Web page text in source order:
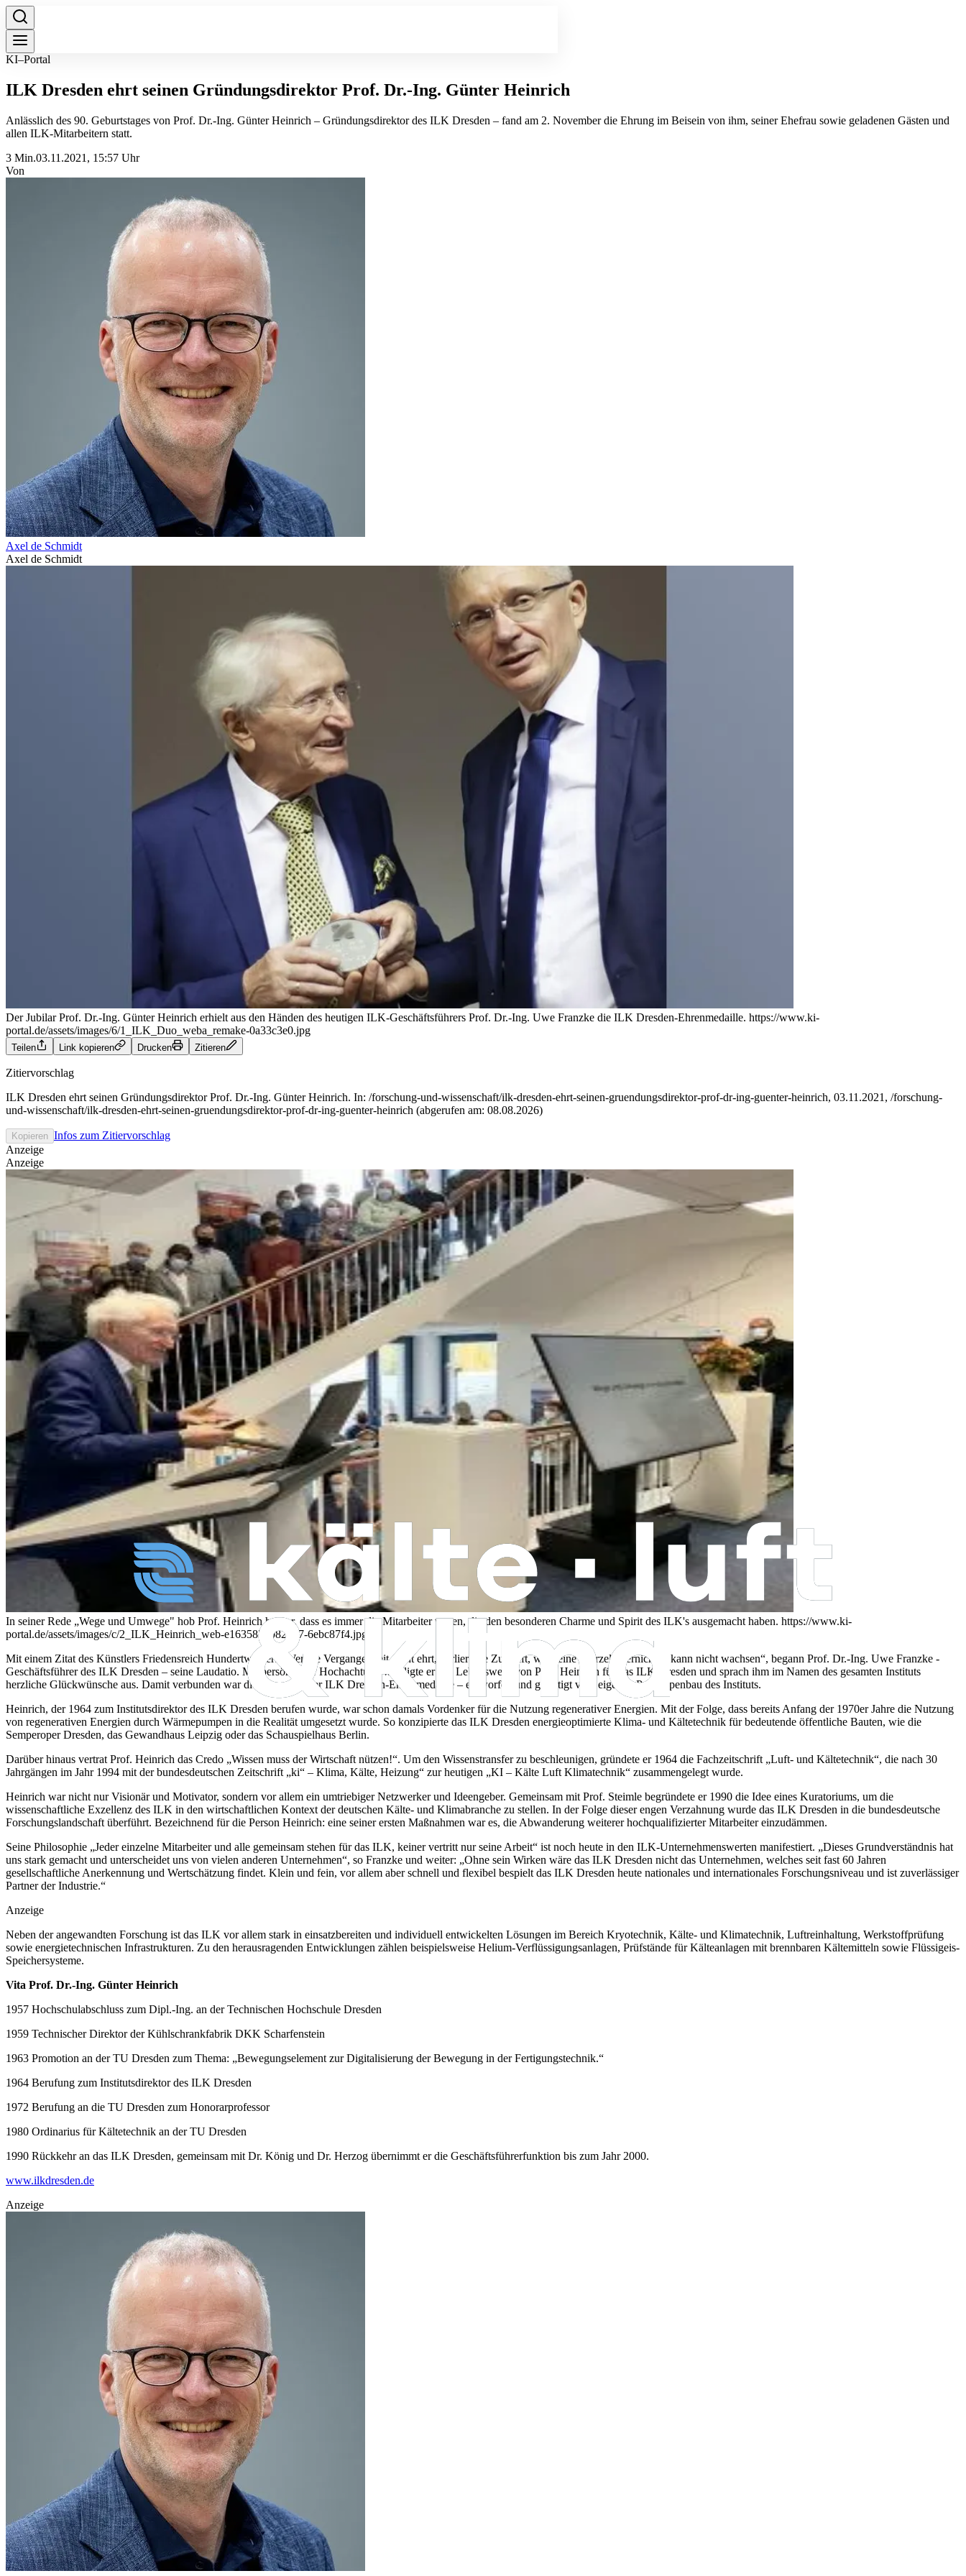
KI–Portal
ILK Dresden ehrt seinen Gründungsdirektor Prof. Dr.-Ing. Günter Heinrich
Anlässlich des 90. Geburtstages von Prof. Dr.-Ing. Günter Heinrich – Gründungsdirektor des ILK Dresden – fand am 2. November die Ehrung im Beisein von ihm, seiner Ehefrau sowie geladenen Gästen und
allen ILK-Mitarbeitern statt.
3 Min.03.11.2021, 15:57 Uhr
Von
Axel de Schmidt
Axel de Schmidt
Der Jubilar Prof. Dr.-Ing. Günter Heinrich erhielt aus den Händen des heutigen ILK-Geschäftsführers Prof. Dr.-Ing. Uwe Franzke die ILK Dresden-Ehrenmedaille. https://www.ki-
portal.de/assets/images/6/1_ILK_Duo_weba_remake-0a33c3e0.jpg
Teilen Link kopieren Drucken Zitieren
Zitiervorschlag
ILK Dresden ehrt seinen Gründungsdirektor Prof. Dr.-Ing. Günter Heinrich. In: /forschung-und-wissenschaft/ilk-dresden-ehrt-seinen-gruendungsdirektor-prof-dr-ing-guenter-heinrich, 03.11.2021, /forschung-
und-wissenschaft/ilk-dresden-ehrt-seinen-gruendungsdirektor-prof-dr-ing-guenter-heinrich (abgerufen am: 08.08.2026)
Kopieren Infos zum Zitiervorschlag
Anzeige
Anzeige
In seiner Rede „Wege und Umwege" hob Prof. Heinrich hervor, dass es immer die Mitarbeiter waren, die den besonderen Charme und Spirit des ILK's ausgemacht haben. https://www.ki-
portal.de/assets/images/c/2_ILK_Heinrich_web-e1635878082617-6ebc87f4.jpg
Mit einem Zitat des Künstlers Friedensreich Hundertwasser: „Wer die Vergangenheit nicht ehrt, verliert die Zukunft, wer seine Wurzeln vernichtet, kann nicht wachsen“, begann Prof. Dr.-Ing. Uwe Franzke -
Geschäftsführer des ILK Dresden – seine Laudatio. Mit persönlicher Hochachtung
würdigte er das Lebenswerk von Prof. Heinrich für das ILK Dresden und sprach ihm im Namen des gesamten Instituts
herzliche Glückwünsche aus. Damit verbunden war die Übergabe der ILK Dresden-Ehrenmedaille – entworfen und gefertigt vom eigenen Prototypenbau des Instituts.
Heinrich, der 1964 zum Institutsdirektor des ILK Dresden berufen wurde, war schon damals Vordenker für die Nutzung regenerativer Energien. Mit der Folge, dass bereits Anfang der 1970er Jahre die Nutzung
von regenerativen Energien durch Wärmepumpen in die Realität umgesetzt wurde. So konzipierte das ILK Dresden energieoptimierte Klima- und Kältetechnik für bedeutende öffentliche Bauten, wie die
Semperoper Dresden, das Gewandhaus Leipzig oder das Schauspielhaus Berlin.
Darüber hinaus vertrat Prof. Heinrich das Credo „Wissen muss der Wirtschaft nützen!“. Um den Wissenstransfer zu beschleunigen, gründete er 1964 die Fachzeitschrift „Luft- und Kältetechnik“, die nach 30
Jahrgängen im Jahr 1994 mit der bundesdeutschen Zeitschrift „ki“ – Klima, Kälte, Heizung“ zur heutigen „KI – Kälte Luft Klimatechnik“ zusammengelegt wurde.
Heinrich war nicht nur Visionär und Motivator, sondern vor allem ein umtriebiger Netzwerker und Ideengeber. Gemeinsam mit Prof. Steimle begründete er 1990 die Idee eines Kuratoriums, um die
wissenschaftliche Exzellenz des ILK in den wirtschaftlichen Kontext der deutschen Kälte- und Klimabranche zu stellen. In der Folge dieser engen Verzahnung wurde das ILK Dresden in die bundesdeutsche
Forschungslandschaft überführt. Bezeichnend für die Person Heinrich: eine seiner ersten Maßnahmen war es, die Abwanderung weiterer hochqualifizierter Mitarbeiter einzudämmen.
Seine Philosophie „Jeder einzelne Mitarbeiter und alle gemeinsam stehen für das ILK, keiner vertritt nur seine Arbeit“ ist noch heute in den ILK-Unternehmenswerten manifestiert. „Dieses Grundverständnis hat
uns stark gemacht und unterscheidet uns von vielen anderen Unternehmen“, so Franzke und weiter: „Ohne sein Wirken wäre das ILK Dresden nicht das Unternehmen, welches seit fast 60 Jahren
gesellschaftliche Anerkennung und Wertschätzung findet. Klein und fein, vor allem aber schnell und flexibel bespielt das ILK Dresden heute nationales und internationales Forschungsniveau und ist zuverlässiger
Partner der Industrie.“
Anzeige
Neben der angewandten Forschung ist das ILK vor allem stark in einsatzbereiten und individuell entwickelten Lösungen im Bereich Kryotechnik, Kälte- und Klimatechnik, Luftreinhaltung, Werkstoffprüfung
sowie energietechnischen Infrastrukturen. Zu den herausragenden Entwicklungen zählen beispielsweise Helium-Verflüssigungsanlagen, Prüfstände für Kälteanlagen mit brennbaren Kältemitteln sowie Flüssigeis-
Speichersysteme.
Vita Prof. Dr.-Ing. Günter Heinrich
1957 Hochschulabschluss zum Dipl.-Ing. an der Technischen Hochschule Dresden
1959 Technischer Direktor der Kühlschrankfabrik DKK Scharfenstein
1963 Promotion an der TU Dresden zum Thema: „Bewegungselement zur Digitalisierung der Bewegung in der Fertigungstechnik.“
1964 Berufung zum Institutsdirektor des ILK Dresden
1972 Berufung an die TU Dresden zum Honorarprofessor
1980 Ordinarius für Kältetechnik an der TU Dresden
1990 Rückkehr an das ILK Dresden, gemeinsam mit Dr. König und Dr. Herzog übernimmt er die Geschäftsführerfunktion bis zum Jahr 2000.
www.ilkdresden.de
Anzeige